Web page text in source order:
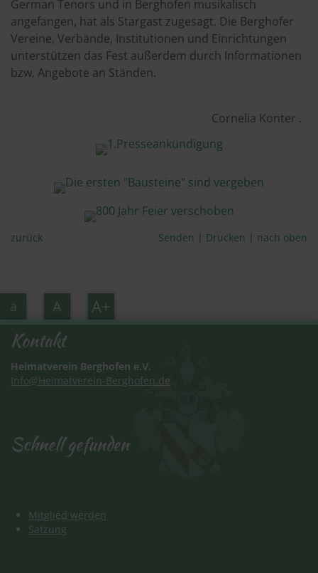
German Tenors und in Berghofen musikalisch
angefangen, hat als Stargast zugesagt. Die Berghofer
Vereine, Verbände, Institutionen und Einrichtungen
unterstützen das Fest außerdem durch Informationen
bzw. Angebote an Ständen.
Cornelia Konter .
zurück Senden Drucken nach oben
a A A+
Kontakt
Heimatverein Berghofen e.V.
Info@Heimatverein-Berghofen.de
Schnell gefunden
Mitglied werden
Satzung